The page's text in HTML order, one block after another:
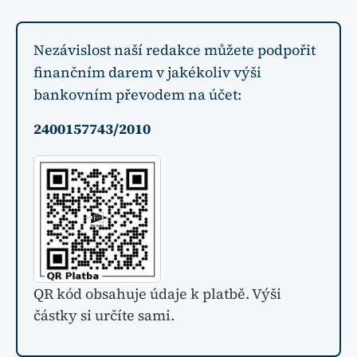
Nezávislost naší redakce můžete podpořit
finančním darem v jakékoliv výši
bankovním převodem na účet:
2400157743/2010
QR kód obsahuje údaje k platbě. Výši
částky si určíte sami.